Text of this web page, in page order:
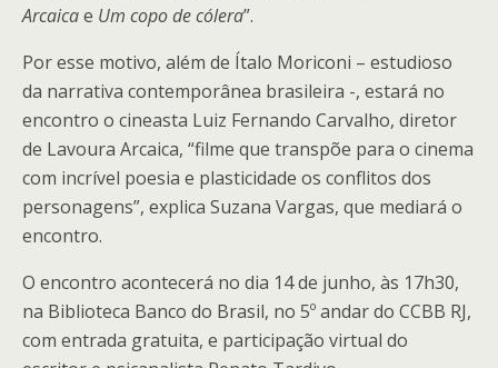
Arcaicae Um copo de cólera”.
Por esse motivo, além de Ítalo Moriconi – estudioso
da narrativa contemporânea brasileira -, estará no
encontro o cineasta Luiz Fernando Carvalho, diretor
de Lavoura Arcaica, “filme que transpõe para o cinema
com incrível poesia e plasticidade os conflitos dos
personagens”, explica Suzana Vargas, que mediará o
encontro.
O encontro acontecerá no dia 14 de junho, às 17h30,
na Biblioteca Banco do Brasil, no 5º andar do CCBB RJ,
com entrada gratuita, e participação virtual do